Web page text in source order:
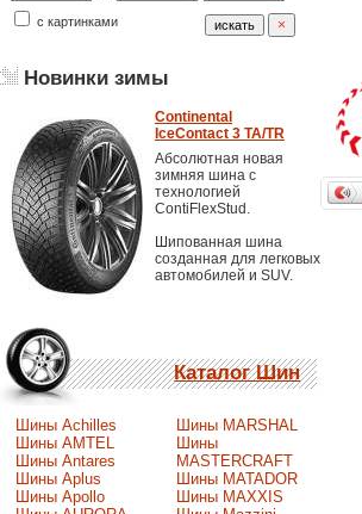
с картинками
Новинки зимы
Continental
IceContact 3 TA/TR
Абсолютная новая
зимняя шина с
технологией
ContiFlexStud.
Шипованная шина
созданная для легковых
автомобилей и SUV.
Каталог Шин
Шины Achilles
Шины AMTEL
Шины Antares
Шины Aplus
Шины Apollo
Шины MARSHAL
Шины
MASTERCRAFT
Шины MATADOR
Шины MAXXIS